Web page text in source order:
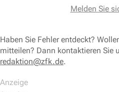
Melden Sie
Haben Sie Fehler entdeckt?
mitteilen? Dann kontaktieren Sie
redaktion@zfk.de.